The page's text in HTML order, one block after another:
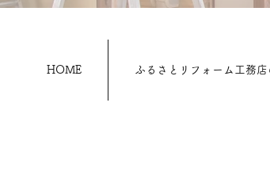
HOME ふるさとリフォーム工務店